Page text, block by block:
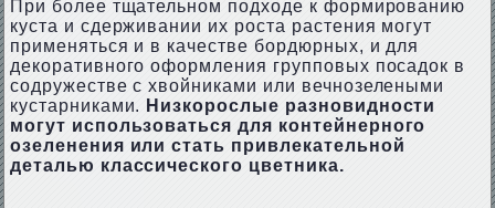
При более тщательном подходе к формированию
куста и сдерживании их роста растения могут
применяться и в качестве бордюрных, и для
декоративного оформления групповых посадок в
содружестве с хвойниками или вечнозелеными
кустарниками. Низкорослые разновидности
могут использоваться для контейнерного
озеленения или стать привлекательной
деталью классического цветника.